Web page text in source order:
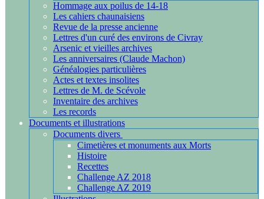
Hommage aux poilus de 14-18
Les cahiers chaunaisiens
Revue de la presse ancienne
Lettres d'un curé des environs de Civray
Arsenic et vieilles archives
Les anniversaires (Claude Machon)
Généalogies particulières
Actes et textes insolites
Lettres de M. de Scévole
Inventaire des archives
Les records
Documents et illustrations
Documents divers
Cimetières et monuments aux Morts
Histoire
Recettes
Challenge AZ 2018
Challenge AZ 2019